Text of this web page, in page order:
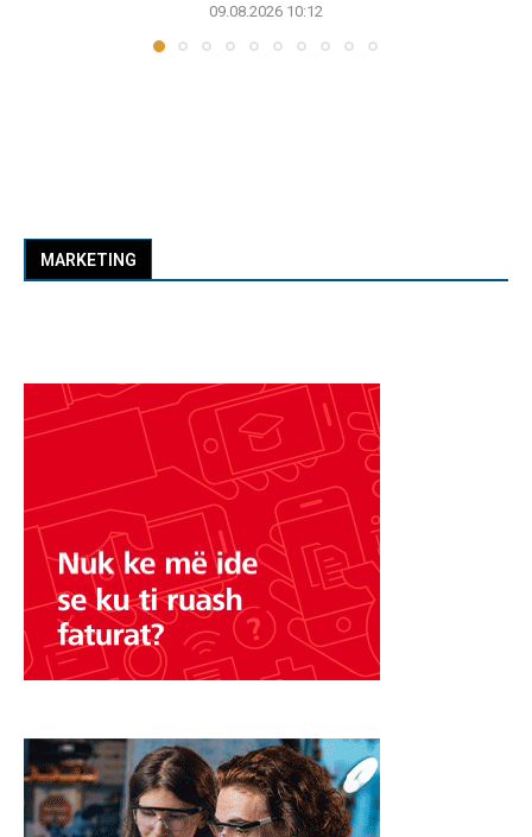
09.08.2026 10:12
MARKETING